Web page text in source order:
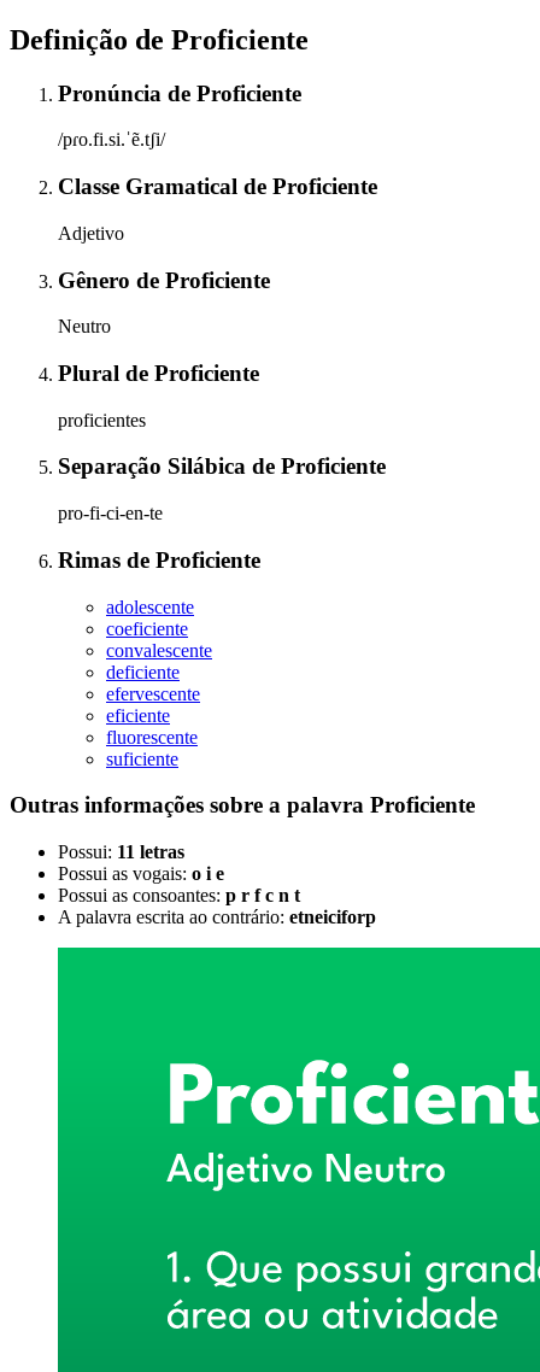
Definição de Proficiente
Pronúncia de Proficiente
/pɾo.fi.si.ˈẽ.tʃi/
Classe Gramatical de Proficiente
Adjetivo
Gênero de Proficiente
Neutro
Plural de Proficiente
proficientes
Separação Silábica de Proficiente
pro-fi-ci-en-te
Rimas de Proficiente
adolescente
coeficiente
convalescente
deficiente
efervescente
eficiente
fluorescente
suficiente
Outras informações sobre a palavra Proficiente
Possui: 11 letras
Possui as vogais: o i e
Possui as consoantes: p r f c n t
A palavra escrita ao contrário: etneiciforp